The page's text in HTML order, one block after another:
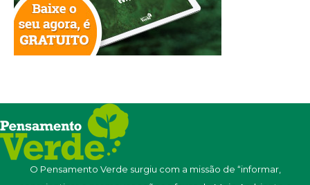
O Pensamento Verde surgiu com a missão de “informar,